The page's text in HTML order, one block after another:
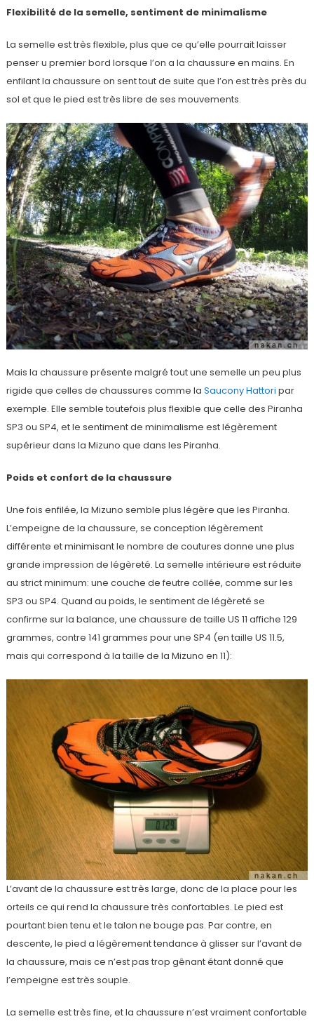
Flexibilité de la semelle, sentiment de minimalisme
La semelle est très flexible, plus que ce qu’elle pourrait laisser
penser u premier bord lorsque l’on a la chaussure en mains. En
enfilant la chaussure on sent tout de suite que l’on est très près du
sol et que le pied est très libre de ses mouvements.
Mais la chaussure présente malgré tout une semelle un peu plus
rigide que celles de chaussures comme la Saucony Hattori par
exemple. Elle semble toutefois plus flexible que celle des Piranha
SP3 ou SP4, et le sentiment de minimalisme est légèrement
supérieur dans la Mizuno que dans les Piranha.
Poids et confort de la chaussure
Une fois enfilée, la Mizuno semble plus légère que les Piranha.
L’empeigne de la chaussure, se conception légèrement
différente et minimisant le nombre de coutures donne une plus
grande impression de légèreté. La semelle intérieure est réduite
au strict minimum: une couche de feutre collée, comme sur les
SP3 ou SP4. Quand au poids, le sentiment de légèreté se
confirme sur la balance, une chaussure de taille US 11 affiche 129
grammes, contre 141 grammes pour une SP4 (en taille US 11.5,
mais qui correspond à la taille de la Mizuno en 11):
L’avant de la chaussure est très large, donc de la place pour les
orteils ce qui rend la chaussure très confortables. Le pied est
pourtant bien tenu et le talon ne bouge pas. Par contre, en
descente, le pied a légèrement tendance à glisser sur l’avant de
la chaussure, mais ce n’est pas trop gênant étant donné que
l’empeigne est très souple.
La semelle est très fine, et la chaussure n’est vraiment confortable